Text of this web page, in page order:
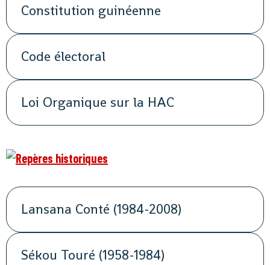
Constitution guinéenne
Code électoral
Loi Organique sur la HAC
Lansana Conté (1984-2008)
Sékou Touré (1958-1984)